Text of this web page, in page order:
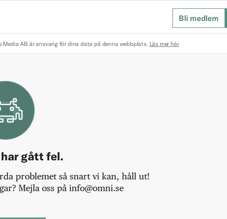
Bli medlem
Media AB är ansvarig för dina data på denna webbplats. Läs mer här
gått fel.
problemet så snart vi kan, håll ut!
Mejla oss på info@omni.se